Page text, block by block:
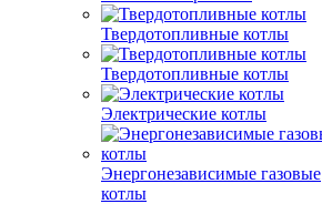
Твердотопливные котлы
Твердотопливные котлы
Электрические котлы
Энергонезависимые газовые
котлы